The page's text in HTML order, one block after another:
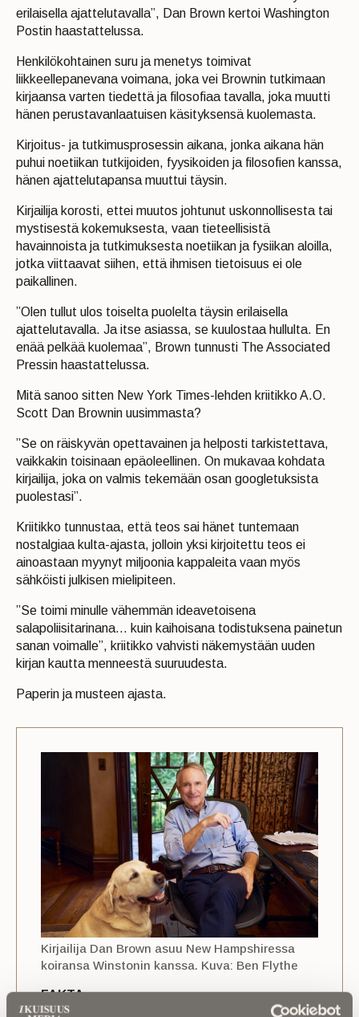
erilaisella ajattelutavalla”, Dan Brown kertoi Washington
Postin haastattelussa.
Henkilökohtainen suru ja menetys toimivat
liikkeellepanevana voimana, joka vei Brownin tutkimaan
kirjaansa varten tiedettä ja filosofiaa tavalla, joka muutti
hänen perustavanlaatuisen käsityksensä kuolemasta.
Kirjoitus- ja tutkimusprosessin aikana, jonka aikana hän
puhui noetiikan tutkijoiden, fyysikoiden ja filosofien kanssa,
hänen ajattelutapansa muuttui täysin.
Kirjailija korosti, ettei muutos johtunut uskonnollisesta tai
mystisestä kokemuksesta, vaan tieteellisistä
havainnoista ja tutkimuksesta noetiikan ja fysiikan aloilla,
jotka viittaavat siihen, että ihmisen tietoisuus ei ole
paikallinen.
”Olen tullut ulos toiselta puolelta täysin erilaisella
ajattelutavalla. Ja itse asiassa, se kuulostaa hullulta. En
enää pelkää kuolemaa”, Brown tunnusti The Associated
Pressin haastattelussa.
Mitä sanoo sitten New York Times-lehden kriitikko A.O.
Scott Dan Brownin uusimmasta?
”Se on räiskyvän opettavainen ja helposti tarkistettava,
vaikkakin toisinaan epäoleellinen. On mukavaa kohdata
kirjailija, joka on valmis tekemään osan googletuksista
puolestasi”.
Kriitikko tunnustaa, että teos sai hänet tuntemaan
nostalgiaa kulta-ajasta, jolloin yksi kirjoitettu teos ei
ainoastaan myynyt miljoonia kappaleita vaan myös
sähköisti julkisen mielipiteen.
”Se toimi minulle vähemmän ideavetoisena
salapoliisitarinana… kuin kaihoisana todistuksena painetun
sanan voimalle”, kriitikko vahvisti näkemystään uuden
kirjan kautta menneestä suuruudesta.
Paperin ja musteen ajasta.
Kirjailija Dan Brown asuu New Hampshiressa
koiransa Winstonin kanssa. Kuva: Ben Flythe
FAKTA